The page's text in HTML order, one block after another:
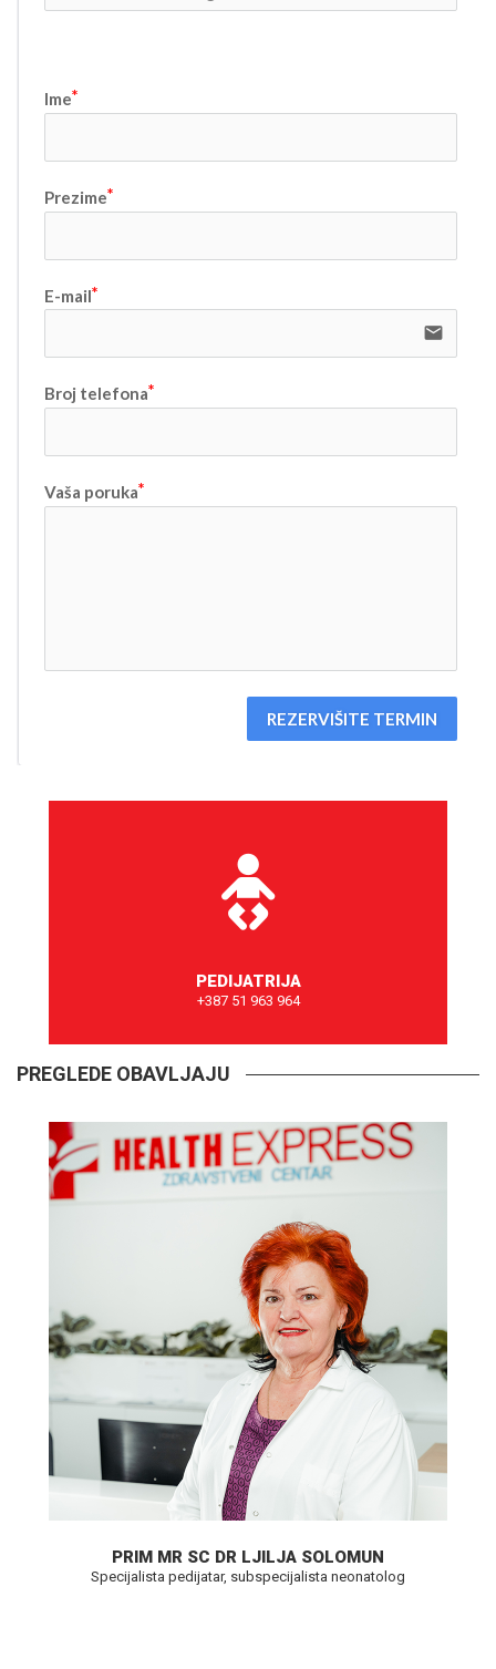
Ime
Prezime
E-mail
email
Broj telefona
Vaša poruka
REZERVIŠITE TERMIN
PEDIJATRIJA
+387 51 963 964
PREGLEDE OBAVLJAJU
PRIM MR SC DR LJILJA SOLOMUN
Specijalista pedijatar, subspecijalista neonatolog